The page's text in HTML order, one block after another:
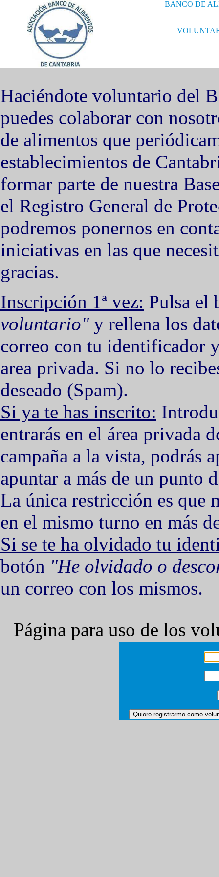
BANCO DE
Haciéndote voluntario del
puedes colaborar con
de alimentos que
establecimientos de
formar parte de nuestra
el Registro General de
podremos ponernos en
iniciativas en las que
gracias.
Inscripción 1ª vez: Pulsa el
voluntario"y rellena los
correo con tu identificador
area privada. Si no lo
deseado (Spam).
Si ya te has inscrito:
entrarás en el área privada
campaña a la vista, podrás
apuntar a más de un punto
La única restricción es que
en el mismo turno en más
Si se te ha olvidado tu
botón "He olvidado o
un correo con los mismos.
Página para uso de los